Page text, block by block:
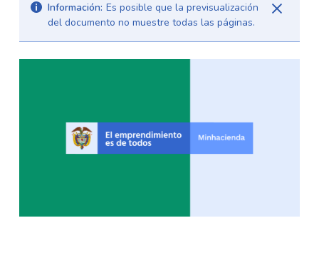
Información: Es posible que la previsualización
del documento no muestre todas las páginas.